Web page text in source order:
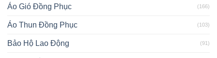
Áo Gió Đồng Phục (166)
Áo Thun Đồng Phục (103)
Bảo Hộ Lao Động (91)